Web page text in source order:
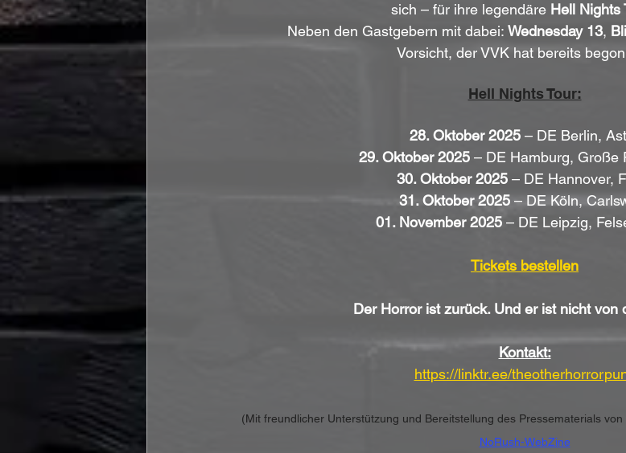
sich – für ihre legendäre Hell Nights
Neben den Gastgebern mit dabei: Wednesday 13,
Vorsicht, der VVK hat bereits
Hell Nights Tour:
28. Oktober 2025 – DE Berlin,
29. Oktober 2025 – DE Hamburg, Große
30. Oktober 2025 – DE Hannover,
31. Oktober 2025 – DE Köln,
01. November 2025 – DE Leipzig,
Tickets bestellen
Der Horror ist zurück. Und er ist nicht von
Kontakt:
https://linktr.ee/
(Mit freundlicher Unterstützung und Bereitstellung des Pressematerials
NoRush-WebZine